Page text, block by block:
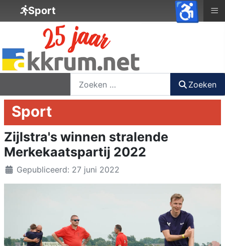
Zoeken
Sport
Zijlstra's winnen stralende
Merkekaatspartij 2022
DetailsGepubliceerd: 27 juni 2022
Sport ≡
♿